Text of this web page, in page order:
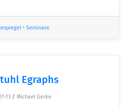
• Seminare
Egraphs
13 / Michael Gerke